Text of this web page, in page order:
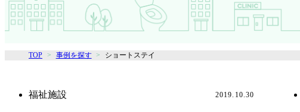
TOP 事例を探す ショートステイ
福祉施設 2019.10.30